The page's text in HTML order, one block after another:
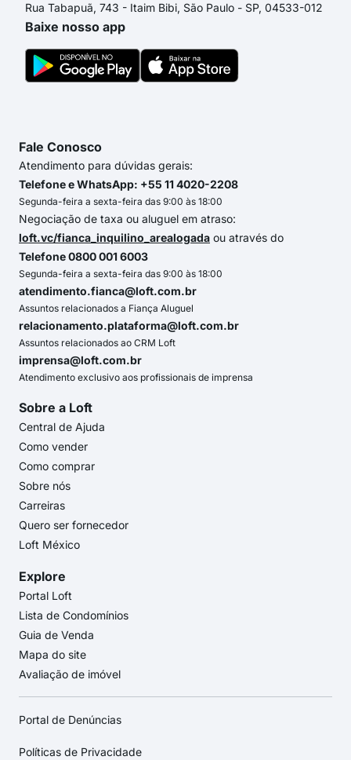
Rua Tabapuã, 743 - Itaim Bibi, São Paulo - SP, 04533-012
Baixe nosso app
Fale Conosco
Atendimento para dúvidas gerais:
Telefone e WhatsApp: +55 11 4020-2208
Segunda-feira a sexta-feira das 9:00 às 18:00
Negociação de taxa ou aluguel em atraso:
loft.vc/fianca_inquilino_arealogada ou através do
Telefone 0800 001 6003
Segunda-feira a sexta-feira das 9:00 às 18:00
atendimento.fianca@loft.com.br
Assuntos relacionados a Fiança Aluguel
relacionamento.plataforma@loft.com.br
Assuntos relacionados ao CRM Loft
imprensa@loft.com.br
Atendimento exclusivo aos profissionais de imprensa
Sobre a Loft
Central de Ajuda
Como vender
Como comprar
Sobre nós
Carreiras
Quero ser fornecedor
Loft México
Explore
Portal Loft
Lista de Condomínios
Guia de Venda
Mapa do site
Avaliação de imóvel
Portal de Denúncias
Políticas de Privacidade